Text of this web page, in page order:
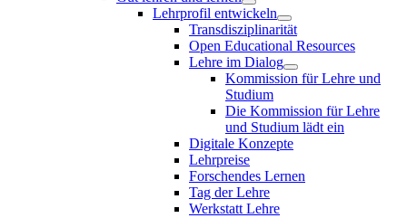
Lehrprofil entwickeln
Transdisziplinarität
Open Educational Resources
Lehre im Dialog
Kommission für Lehre und
Studium
Die Kommission für Lehre
und Studium lädt ein
Digitale Konzepte
Lehrpreise
Forschendes Lernen
Tag der Lehre
Werkstatt Lehre